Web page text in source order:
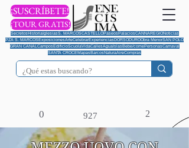
¡SUSCRÍBETE!
¡TOUR GRATIS!
SecretosHistoriaIglesiasS. MARCOSCASTELLOPaseosPalaciosCANNAREGIONoticias
PZA S. MARCOSExposicionesArteCelebrarExperienciasDORSODUROObra MenorSAN POLO
GRAN CANAL CamposEdificioScuolaVidaCallesAguaIslasBebe/comePersonasCarnaval
SANTA CROCEMapasBarcosNaturaAireCompras
0 927 2